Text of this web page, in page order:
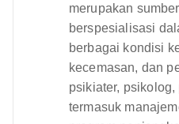
merupakan
berspesialisasi
berbagai kondisi
kecemasan, dan
psikiater,
termasuk